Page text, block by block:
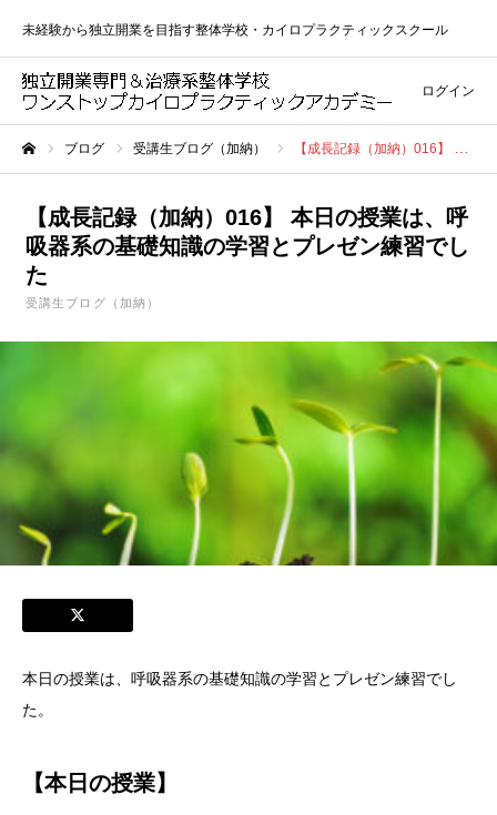
未経験から独立開業を目指す整体学校・カイロプラクティックスクール
ログイン
ブログ 受講生ブログ（加納） 【成長記録（加納）016】 本日の授業は、呼吸器系の基礎知識の学習とプレゼン練習でした
【成長記録（加納）016】 本日の授業は、呼
吸器系の基礎知識の学習とプレゼン練習でし
た
受講生ブログ（加納）
本日の授業は、呼吸器系の基礎知識の学習とプレゼン練習でし
た。
【本日の授業】